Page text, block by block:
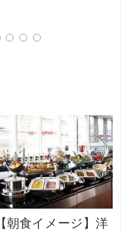
【朝食イメージ】洋